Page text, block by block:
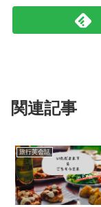
関連記事
旅行英会話